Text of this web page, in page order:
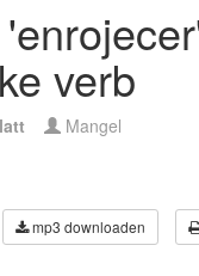
verb
Mangel
mp3 downloaden